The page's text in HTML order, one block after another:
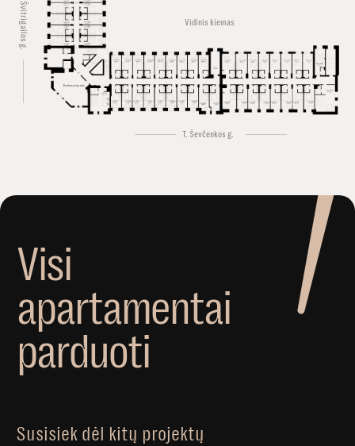
Švitrigailos g.
T. Ševčenkos g.
Vidinis kiemas
Konferencijų salė
Visi
apartamentai
parduoti
Susisiek dėl kitų projektų